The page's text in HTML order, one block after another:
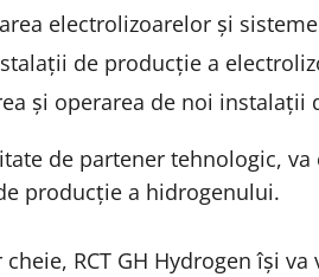
electrolizoarelor și
de producție a
și operarea de noi instalații
de partener tehnologic,
producție a hidrogenului.
RCT GH Hydrogen își